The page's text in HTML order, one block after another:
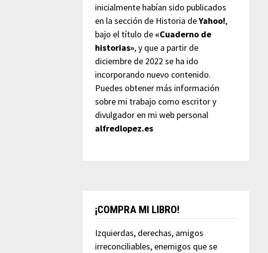
inicialmente habían sido publicados
en la sección de Historia deYahoo!,
bajo el título de «Cuaderno de
historias», y que a partir de
diciembre de 2022 se ha ido
incorporando nuevo contenido.
Puedes obtener más información
sobre mi trabajo como escritor y
divulgador en mi web personal
alfredlopez.es
¡COMPRA MI LIBRO!
Izquierdas, derechas, amigos
irreconciliables, enemigos que se